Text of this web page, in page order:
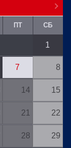
ПТ СБ
1
7 8
14 15
21 22
28 29